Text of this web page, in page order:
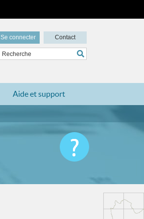
Se connecter Contact
Aide et support